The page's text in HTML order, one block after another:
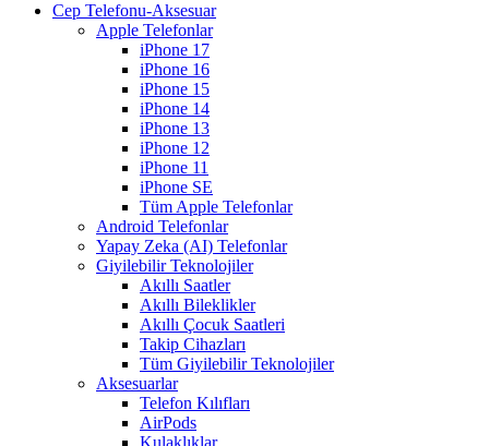
Cep Telefonu-Aksesuar
Apple Telefonlar
iPhone 17
iPhone 16
iPhone 15
iPhone 14
iPhone 13
iPhone 12
iPhone 11
iPhone SE
Tüm Apple Telefonlar
Android Telefonlar
Yapay Zeka (AI) Telefonlar
Giyilebilir Teknolojiler
Akıllı Saatler
Akıllı Bileklikler
Akıllı Çocuk Saatleri
Takip Cihazları
Tüm Giyilebilir Teknolojiler
Aksesuarlar
Telefon Kılıfları
AirPods
Kulaklıklar